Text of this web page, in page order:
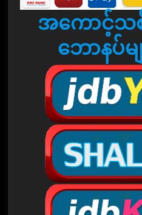
အကောင့်သစ်
ဘောနပ်မ